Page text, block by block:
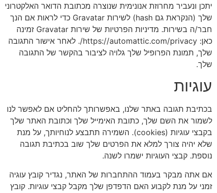
יתכן ונעביר מחרוזת אנונימית שנוצרה מכתובת הדואר האלקטרוני
שלך (הנקראת גם hash) לשירות Gravatar כדי לראות אם הנך
חבר/ה בשירות. מדיניות הפרטיות של שירות Gravatar זמינה
כאן: https://automattic.com/privacy/. לאחר אישור התגובה
שלך, תמונת הפרופיל שלך גלויה לציבור בהקשר של התגובה
שלך.
עוגיות
בכתיבת תגובה באתר שלנו, באפשרותך להחליט אם לאפשר לנו
לשמור את השם שלך, כתובת האימייל שלך וכתובת האתר שלך
בקבצי עוגיות (cookies). השמירה תתבצע לנוחיותך, על מנת
שלא יהיה צורך למלא את הפרטים שלך שוב בכתיבת תגובה
נוספת. קבצי העוגיות ישמרו לשנה.
אם אתה מבקר בעמוד ההתחברות של האתר, נגדיר קובץ עוגיה
זמני על מנת לקבוע האם הדפדפן שלך מקבל קבצי עוגיות. קובץ